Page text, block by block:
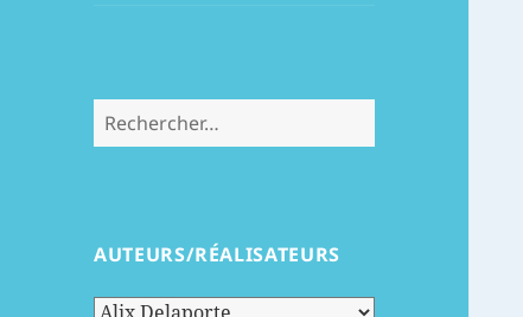
Rechercher :
AUTEURS/RÉALISATEURS